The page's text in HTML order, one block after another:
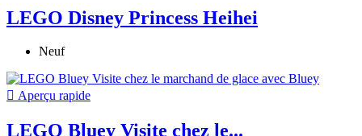
LEGO Disney Princess Heihei
Neuf
 Aperçu rapide
LEGO Bluey Visite chez le...